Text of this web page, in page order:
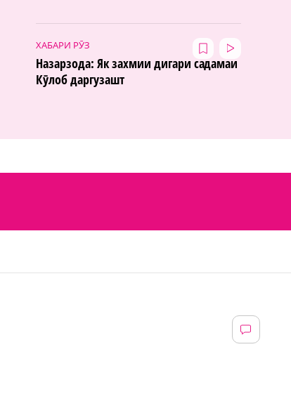
ХАБАРИ РӮЗ
Назарзода: Як захмии дигари садамаи
Кӯлоб даргузашт